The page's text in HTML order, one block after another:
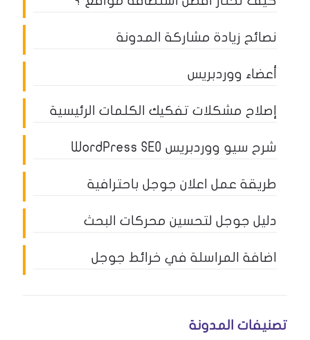
نصائح زيادة مشاركة المدونة
أعضاء ووردبريس
إصلاح مشكلات تفكيك الكلمات الرئيسية
شرح سيو ووردبريس WordPress SEO
طريقة عمل اعلان جوجل باحترافية
دليل جوجل لتحسين محركات البحث
اضافة المراسلة في خرائط جوجل
تصنيفات المدونة